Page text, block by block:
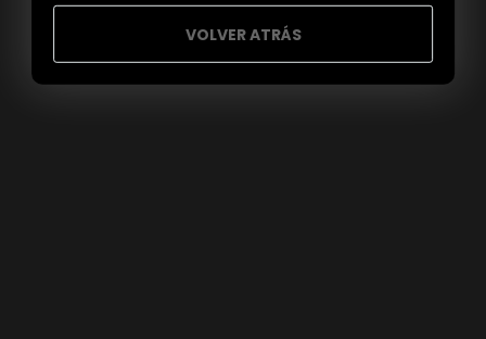
VOLVER ATRÁS